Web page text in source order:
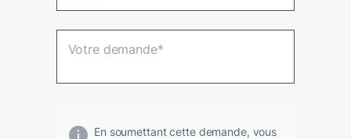
En soumettant cette demande, vous